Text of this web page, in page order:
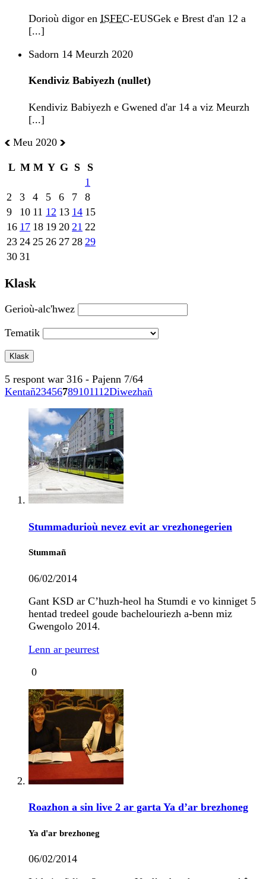
Dorioù digor en ISFEC-EUSGek e Brest d'an 12 a
[...]
Sadorn 14 Meurzh 2020
Kendiviz Babiyezh (nullet)
Kendiviz Babiyezh e Gwened d'ar 14 a viz Meurzh
[...]
Meu 2020
L M M Y G S
S
1
2
3 4 5 6 7
8
9
10 11 12 13 14 15
16 17 18 19 20 21 22
23 24 25 26 27 28 29
30 31
Klask
Gerioù-alc'hwez
Tematik
5 respont war 316 - Pajenn 7/64
Kentañ23456789101112Diwezhañ
Stummadurioù nevez evit ar vrezhonegerien
Stummañ
06/02/2014
Gant KSD ar C’huzh-heol ha Stumdi e vo kinniget 5
hentad tredeel goude bachelouriezh a-benn miz
Gwengolo 2014.
Lenn ar peurrest
0
Roazhon a sin live 2 ar garta Ya d’ar brezhoneg
Ya d'ar brezhoneg
06/02/2014